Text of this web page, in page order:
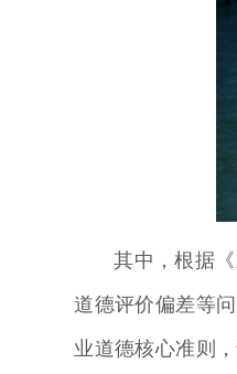
其中，根据
道德评价偏差等
业道德核心准则